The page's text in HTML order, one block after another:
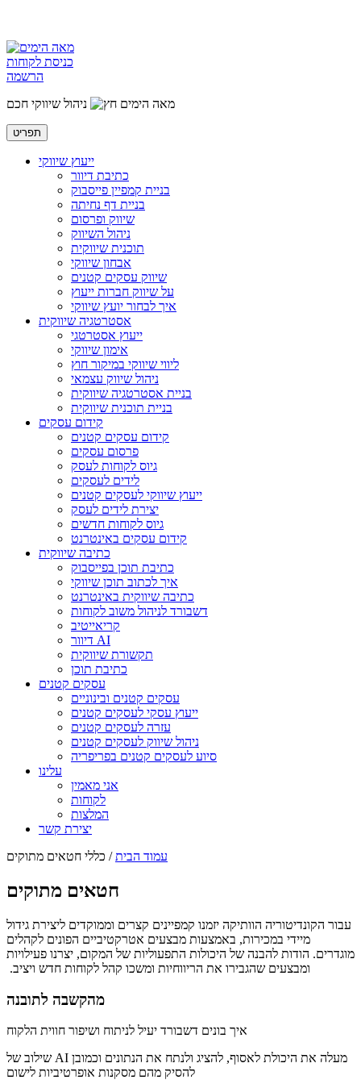
כניסת לקוחות
הרשמה
מאה הימים
ניהול שיווקי חכם
תפריט
ייעוץ שיווקי
כתיבת דיוור
בניית קמפיין פייסבוק
בניית דף נחיתה
שיווק ופרסום
ניהול השיווק
תוכנית שיווקית
אבחון שיווקי
שיווק עסקים קטנים
על שיווק חברות ייעוץ
איך לבחור יועץ שיווקי
אסטרטגיה שיווקית
ייעוץ אסטרטגי
אימון שיווקי
ליווי שיווקי במיקור חוץ
ניהול שיווק עצמאי
בניית אסטרטגיה שיווקית
בניית תוכנית שיווקית
קידום עסקים
קידום עסקים קטנים
פרסום עסקים
גיוס לקוחות לעסק
לידים לעסקים
ייעוץ שיווקי לעסקים קטנים
יצירת לידים לעסק
גיוס לקוחות חדשים
קידום עסקים באינטרנט
כתיבה שיווקית
כתיבת תוכן בפייסבוק
איך לכתוב תוכן שיווקי
כתיבה שיווקית באינטרנט
דשבורד לניהול משוב לקוחות
קריאייטיב
דיוור AI
תקשורת שיווקית
כתיבת תוכן
עסקים קטנים
עסקים קטנים ובינוניים
ייעוץ עסקי לעסקים קטנים
עזרה לעסקים קטנים
ניהול שיווק לעסקים קטנים
סיוע לעסקים קטנים בפריפריה
עלינו
אני מאמין
לקוחות
המלצות
יצירת קשר
עמוד הבית/ כללי חטאים מתוקים
חטאים מתוקים
עבור הקונדיטוריה הוותיקה יזמנו קמפיינים קצרים וממוקדים ליצירת גידול
מיידי במכירות, באמצעות מבצעים אטרקטיביים הפונים לקהלים
מוגדרים. הודות להבנה של היכולות התפעוליות של המקום, יצרנו פעילויות
ומבצעים שהגבירו את הריווחיות ומשכו קהל לקוחות חדש ויציב.
מהקשבה לתובנה
איך בונים דשבורד יעיל לניתוח ושיפור חווית הלקוח
שילוב של AI מעלה את היכולת לאסוף, להציג ולנתח את הנתונים וכמובן
להסיק מהם מסקנות אופרטיביות לישום